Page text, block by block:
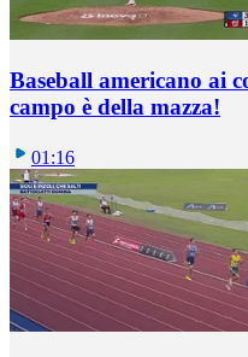
Baseball americano ai
campo è della mazza!
01:16